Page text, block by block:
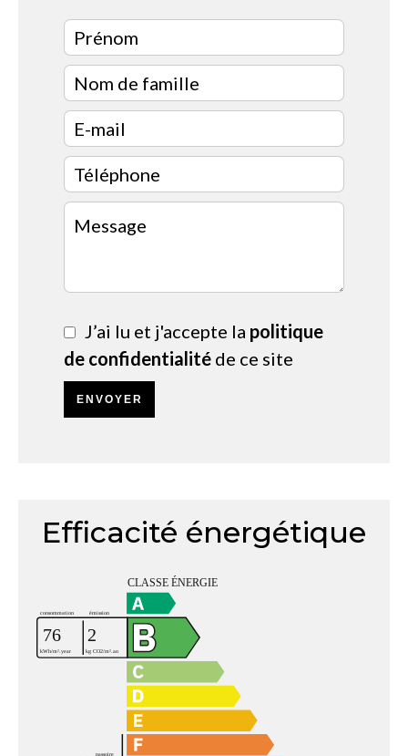
J’ai lu et j'accepte la politique
de confidentialité de ce site
ENVOYER
Efficacité énergétique